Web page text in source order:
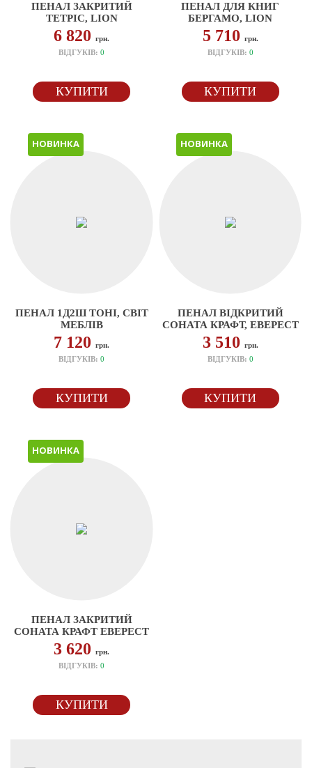
ПЕНАЛ ЗАКРИТИЙ
ТЕТРІС, LION
6 820грн.
ВІДГУКІВ:0
КУПИТИ
ПЕНАЛ ДЛЯ КНИГ
БЕРГАМО, LION
5 710 грн.
ВІДГУКІВ: 0
КУПИТИ
НОВИНКА
ПЕНАЛ 1Д2Ш ТОНІ, СВІТ
МЕБЛІВ
7 120грн.
ВІДГУКІВ:0
КУПИТИ
НОВИНКА
ПЕНАЛ ВІДКРИТИЙ
СОНАТА КРАФТ, ЕВЕРЕСТ
3 510 грн.
ВІДГУКІВ: 0
КУПИТИ
НОВИНКА
ПЕНАЛ ЗАКРИТИЙ
СОНАТА КРАФТ ЕВЕРЕСТ
3 620грн.
ВІДГУКІВ:0
КУПИТИ